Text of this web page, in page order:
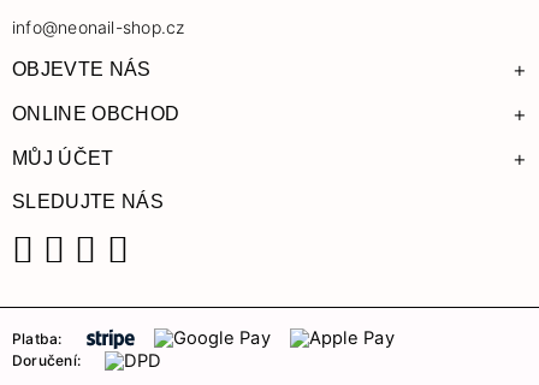
info@neonail-shop.cz
OBJEVTE NÁS +
ONLINE OBCHOD +
MŮJ ÚČET +
SLEDUJTE NÁS
Platba:
Doručení: